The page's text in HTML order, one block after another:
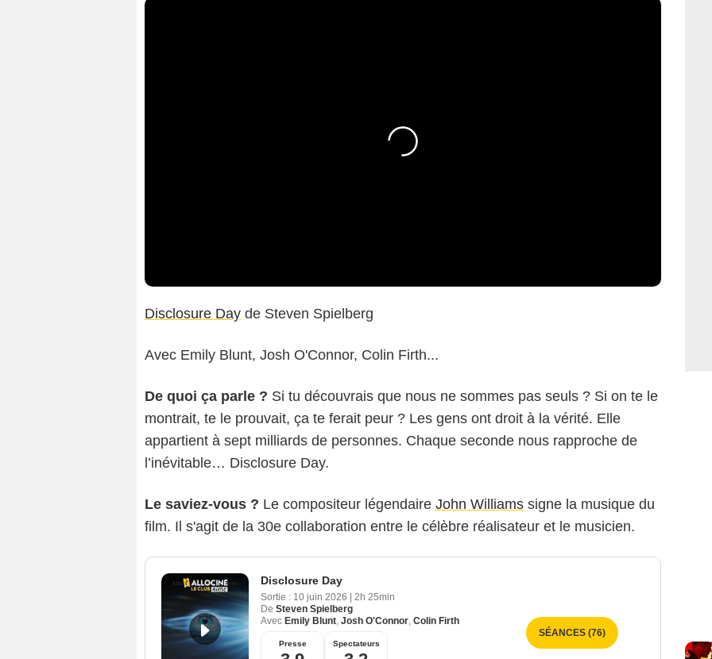
Disclosure Day de Steven Spielberg
Avec Emily Blunt, Josh O'Connor, Colin Firth...
De quoi ça parle ? Si tu découvrais que nous ne sommes pas seuls ? Si on te le
montrait, te le prouvait, ça te ferait peur ? Les gens ont droit à la vérité. Elle
appartient à sept milliards de personnes. Chaque seconde nous rapproche de
l’inévitable… Disclosure Day.
Le saviez-vous ? Le compositeur légendaire John Williams signe la musique du
film. Il s'agit de la 30e collaboration entre le célèbre réalisateur et le musicien.
Disclosure Day
Sortie : 10 juin 2026
2h 25min
De Steven Spielberg
Avec Emily Blunt, Josh O'Connor, Colin Firth
Presse Spectateurs
SÉANCES (76)